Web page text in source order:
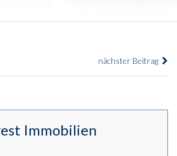
nächster Beitrag
Immobilien